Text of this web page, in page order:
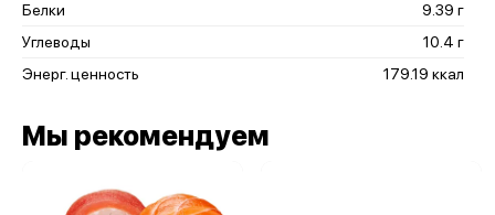
Белки
9.39 г
Углеводы
10.4 г
Энерг. ценность
179.19 ккал
Мы рекомендуем